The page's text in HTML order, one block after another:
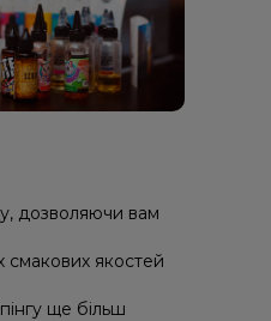
дозволяючи вам
смакових якостей
ще більш